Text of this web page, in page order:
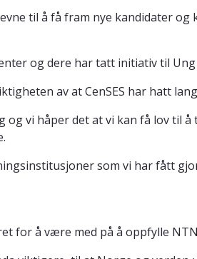
til å få fram nye kandidater og
og dere har tatt initiativ til
av at CenSES har hatt
vi håper det at vi kan få lov til
som vi har fått
for å være med på å oppfylle